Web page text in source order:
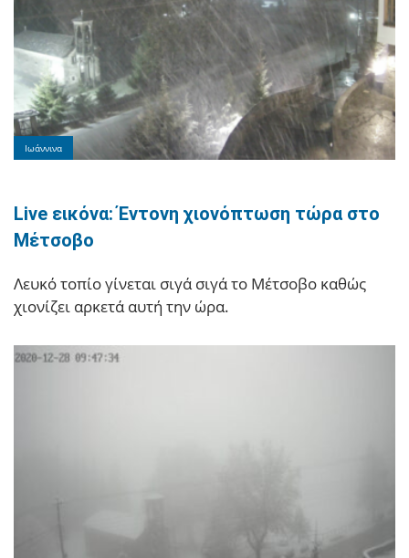
Ιωάννινα
Live εικόνα: Έντονη χιονόπτωση τώρα στο
Μέτσοβο
Λευκό τοπίο γίνεται σιγά σιγά το Μέτσοβο καθώς
χιονίζει αρκετά αυτή την ώρα.